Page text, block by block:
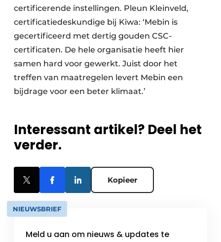
certificerende instellingen. Pleun Kleinveld,
certificatiedeskundige bij Kiwa: ‘Mebin is
gecertificeerd met dertig gouden CSC-
certificaten. De hele organisatie heeft hier
samen hard voor gewerkt. Juist door het
treffen van maatregelen levert Mebin een
bijdrage voor een beter klimaat.’
Interessant artikel? Deel het
verder.
Kopieer
NIEUWSBRIEF
Meld u aan om nieuws & updates te